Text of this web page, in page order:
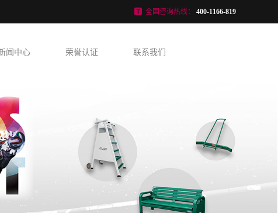
全国咨询热线： 400-1166-819
闻中心 荣誉认证 联系我们